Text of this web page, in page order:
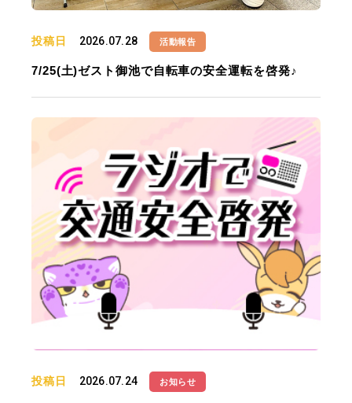
投稿日 2026.07.28 活動報告
7/25(土)ゼスト御池で自転車の安全運転を啓発♪
投稿日 2026.07.24 お知らせ